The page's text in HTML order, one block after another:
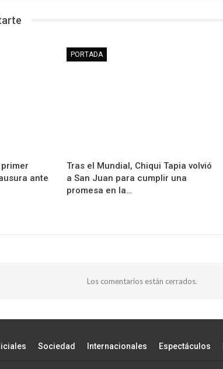
ante
PORTADA
Tras el Mundial, Chiqui Tapia volvió
a San Juan para cumplir una
promesa en la…
Los comentarios están cerrados.
Sociedad Internacionales Espectáculos